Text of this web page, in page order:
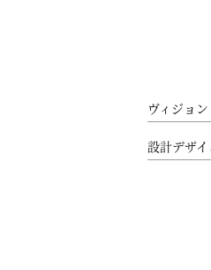
ヴィジョン
設計デザイ